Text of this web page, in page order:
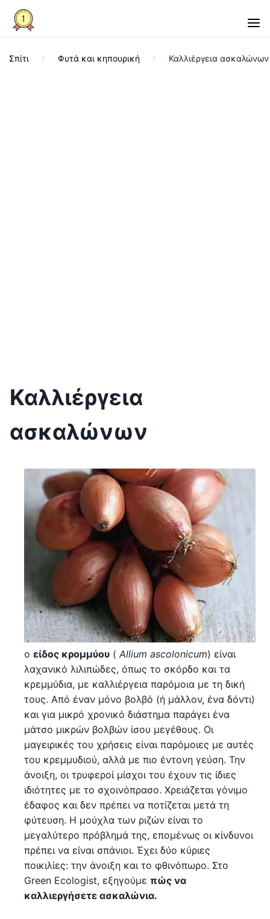
Σπίτι Φυτά και κηπουρική Καλλιέργεια ασκαλώνων
Καλλιέργεια
ασκαλώνων
ο είδος κρομμύου ( Allium ascolonicum) είναι
λαχανικό λιλιπώδες, όπως το σκόρδο και τα
κρεμμύδια, με καλλιέργεια παρόμοια με τη δική
τους. Από έναν μόνο βολβό (ή μάλλον, ένα δόντι)
και για μικρό χρονικό διάστημα παράγει ένα
μάτσο μικρών βολβών ίσου μεγέθους. Οι
μαγειρικές του χρήσεις είναι παρόμοιες με αυτές
του κρεμμυδιού, αλλά με πιο έντονη γεύση. Την
άνοιξη, οι τρυφεροί μίσχοι του έχουν τις ίδιες
ιδιότητες με το σχοινόπρασο. Χρειάζεται γόνιμο
έδαφος και δεν πρέπει να ποτίζεται μετά τη
φύτευση. Η μούχλα των ριζών είναι το
μεγαλύτερο πρόβλημά της, επομένως οι κίνδυνοι
πρέπει να είναι σπάνιοι. Έχει δύο κύριες
ποικιλίες: την άνοιξη και το φθινόπωρο. Στο
Green Ecologist, εξηγούμε πώς να
καλλιεργήσετε ασκαλώνια.